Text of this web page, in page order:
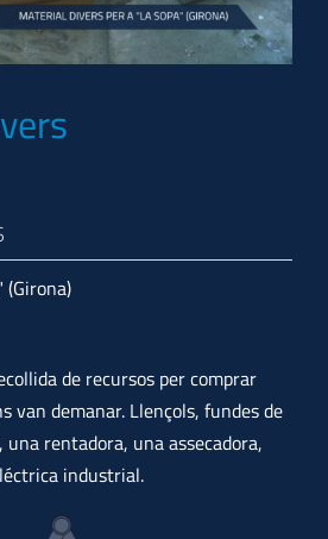
(Girona)
de recursos per comprar
van demanar. Llençols, fundes de
rentadora, una assecadora,
industrial.